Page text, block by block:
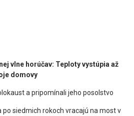
vlne horúčav: Teploty vystúpia až
domovy
a pripomínali jeho posolstvo
po siedmich rokoch vracajú na most v